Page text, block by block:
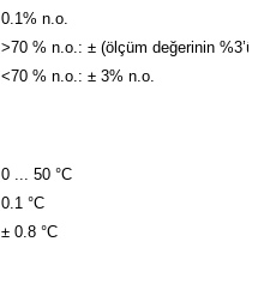
0.1% n.o.
>70 % n.o.: ± (ölçüm değerinin
<70 % n.o.: ± 3% n.o.
0 ... 50 °C
0.1 °C
± 0.8 °C